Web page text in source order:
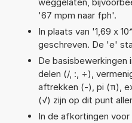
'67 mpm naar fph'.
In plaats van '1,69 x
geschreven. De 'e'
De basisbewerkingen
delen (/, :, ÷),
aftrekken (-), pi (π),
(√) zijn op dit punt
In de afkortingen